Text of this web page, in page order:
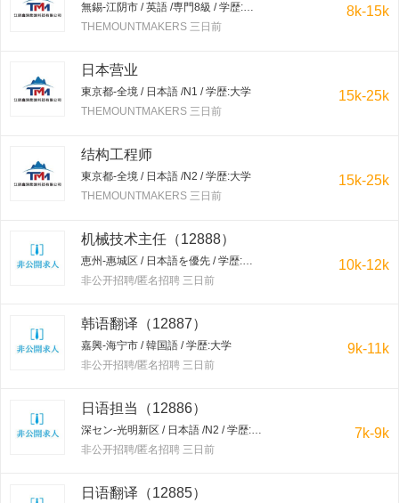
無錫-江阴市 / 英語 /専門8級 / 学歴:大学
THEMOUNTMAKERS 三日前
8k-15k
日本营业
東京都-全境 / 日本語 /N1 / 学歴:大学
THEMOUNTMAKERS 三日前
15k-25k
结构工程师
東京都-全境 / 日本語 /N2 / 学歴:大学
THEMOUNTMAKERS 三日前
15k-25k
机械技术主任（12888）
恵州-惠城区 / 日本語を優先 / 学歴:大学
非公开招聘/匿名招聘 三日前
10k-12k
韩语翻译（12887）
嘉興-海宁市 / 韓国語 / 学歴:大学
非公开招聘/匿名招聘 三日前
9k-11k
日语担当（12886）
非公开招聘/匿名招聘 三日前
7k-9k
日语翻译（12885）